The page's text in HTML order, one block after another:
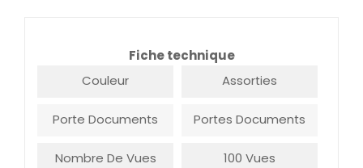
Fiche technique
Couleur
Assorties
Porte Documents Portes Documents
Nombre De Vues 100 Vues